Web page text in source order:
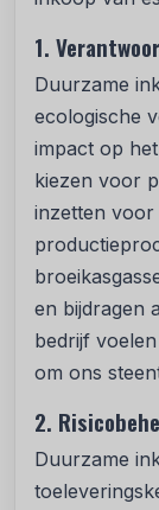
1.
Duurzame
ecologische
impact op
kiezen voor
inzetten voor
en bijdragen
bedrijf
om ons
2.
Duurzame